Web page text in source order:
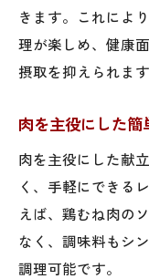
きます。これによ
理が楽しめ、健康
摂取を抑えられます
肉を主役にした簡
肉を主役にした献
く、手軽にできる
えば、鶏むね肉の
なく、調味料もシ
調理可能です。